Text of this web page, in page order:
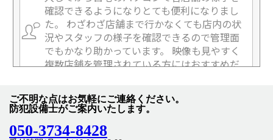
ご不明な点はお気軽にご連絡ください。
防犯設備士がご案内いたします。
050-3734-8428